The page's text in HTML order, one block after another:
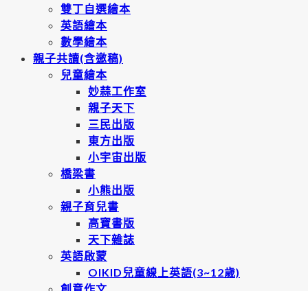
雙丁自選繪本
英語繪本
數學繪本
親子共讀(含邀稿)
兒童繪本
妙蒜工作室
親子天下
三民出版
東方出版
小宇宙出版
橋梁書
小熊出版
親子育兒書
高寶書版
天下雜誌
英語啟蒙
OIKID兒童線上英語(3~12歲)